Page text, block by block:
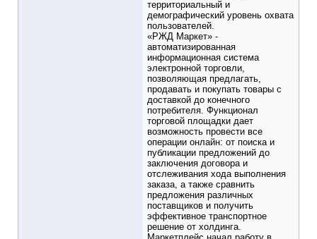
территориальный и
демографический уровень охвата
пользователей.
«РЖД Маркет» -
автоматизированная
информационная система
электронной торговли,
позволяющая предлагать,
продавать и покупать товары с
доставкой до конечного
потребителя. Функционал
торговой площадки дает
возможность провести все
операции онлайн: от поиска и
публикации предложений до
заключения договора и
отслеживания хода выполнения
заказа, а также сравнить
предложения различных
поставщиков и получить
эффективное транспортное
решение от холдинга.